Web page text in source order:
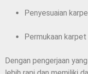
Penyesuaian
Permukaan
Dengan pengerjaan